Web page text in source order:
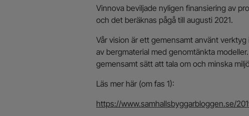
Vinnova beviljade nyligen finansiering av
och det beräknas pågå till augusti 2021.
Vår vision är ett gemensamt använt
av bergmaterial med genomtänkta
gemensamt sätt att tala om och minska
Läs mer här (om fas 1):
https://www.samhallsbyggarbloggen.se/